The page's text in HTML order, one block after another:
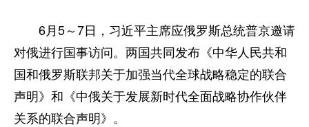
6月5～7日，习近平主席应俄罗斯总统普京邀请
对俄进行国事访问。两国共同发布《中华人民共和
国和俄罗斯联邦关于加强当代全球战略稳定的联合
声明》和《中俄关于发展新时代全面战略协作伙伴
关系的联合声明》。